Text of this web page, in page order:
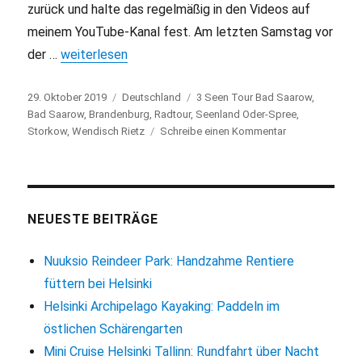
zurück und halte das regelmäßig in den Videos auf
meinem YouTube-Kanal fest. Am letzten Samstag vor
der …„3-Seen-Tour ab Bad Saarow auf dem Fahrrad“
weiterlesen
Veröffentlicht
am
29. Oktober 2019 Kategorien
Deutschland Schlagwörter
3 Seen Tour Bad Saarow,
Bad Saarow,Brandenburg ,Radtour, Seenland Oder-Spree
Storkow,Wendisch Rietz Schreibe einen Kommentar
dem
NEUESTE BEITRÄGE
Nuuksio Reindeer Park: Handzahme Rentiere
füttern bei Helsinki
Helsinki Archipelago Kayaking: Paddeln im
östlichen Schärengarten
Mini Cruise Helsinki Tallinn: Rundfahrt über Nacht